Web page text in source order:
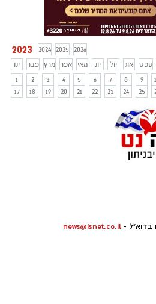
ותקווה כלפי רצועת עזה. אירוע
המסורתי נערך בכפר עזה במשך
יותר מ-40 שנה, וב-15 השנים האחרונות הוביל
אביב קוץ ז"ל. והמשפט הקבוע שלו היה
שהם מעיפים לעברינו טילים – אנחנו
עפיפונים".
2023 2024 2025
2026
ינו
פבר מרץ אפר מאי יונ יול אוג ספט
1
2 3 4 5 6 7 8 9
17
18 19 20 21 22 23 24 25
בדוא"ל - news@isnet.co.il